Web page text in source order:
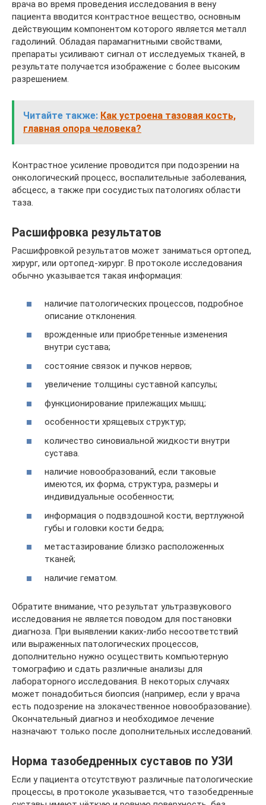
врача во время проведения исследования в вену
пациента вводится контрастное вещество, основным
действующим компонентом которого является металл
гадолиний. Обладая парамагнитными свойствами,
препараты усиливают сигнал от исследуемых тканей, в
результате получается изображение с более высоким
разрешением.
Читайте также: Как устроена тазовая кость,
главная опора человека?
Контрастное усиление проводится при подозрении на
онкологический процесс, воспалительные заболевания,
абсцесс, а также при сосудистых патологиях области
таза.
Расшифровка результатов
Расшифровкой результатов может заниматься ортопед,
хирург, или ортопед-хирург. В протоколе исследования
обычно указывается такая информация:
наличие патологических процессов, подробное
описание отклонения.
врожденные или приобретенные изменения
внутри сустава;
состояние связок и пучков нервов;
увеличение толщины суставной капсулы;
функционирование прилежащих мышц;
особенности хрящевых структур;
количество синовиальной жидкости внутри
сустава.
наличие новообразований, если таковые
имеются, их форма, структура, размеры и
индивидуальные особенности;
информация о подвздошной кости, вертлужной
губы и головки кости бедра;
метастазирование близко расположенных
тканей;
наличие гематом.
Обратите внимание, что результат ультразвукового
исследования не является поводом для постановки
диагноза. При выявлении каких-либо несоответствий
или выраженных патологических процессов,
дополнительно нужно осуществить компьютерную
томографию и сдать различные анализы для
лабораторного исследования. В некоторых случаях
может понадобиться биопсия (например, если у врача
есть подозрение на злокачественное новообразование).
Окончательный диагноз и необходимое лечение
назначают только после дополнительных исследований.
Норма тазобедренных суставов по УЗИ
Если у пациента отсутствуют различные патологические
процессы, в протоколе указывается, что тазобедренные